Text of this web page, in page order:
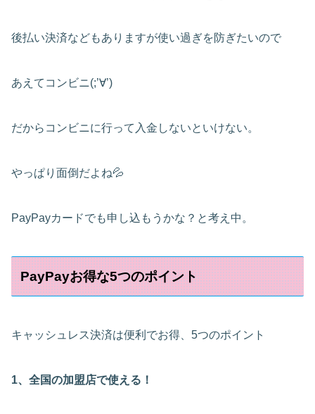
後払い決済などもありますが使い過ぎを防ぎたいので
あえてコンビニ(;’∀’)
だからコンビニに行って入金しないといけない。
やっぱり面倒だよね💦
PayPayカードでも申し込もうかな？と考え中。
PayPayお得な5つのポイント
キャッシュレス決済は便利でお得、5つのポイント
1、全国の加盟店で使える！